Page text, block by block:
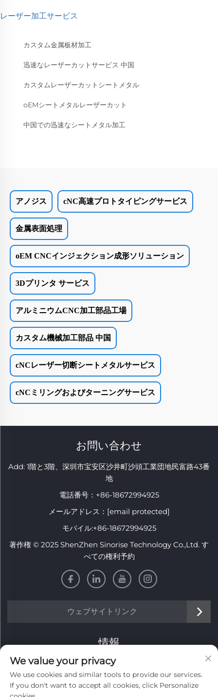
レーザー加工サービス
カスタム金属板材加工
迅速なレーザーカットサービス 中国
カスタムレーザーカットシートメタル
oEMシートメタルレーザーカット
中国での迅速なシートメタル加工
アノジス cNC高速プロトタイピングサービス
金属表面処理
oEM CNCインジェクション成形ソリューション
3Dプリンタ サービス
アルミニウムCNC加工部品工場
カスタム機械加工部品 中国
cNCレーザー切断シートメタルサービス
cNCミリングおよびターニングサービス
お問い合わせ
Add: 1階と3階、深圳市宝安区沙井町沙頭工業団地民富路43番
地
電話番号： +86-18672994925
メールアドレス： [email protected]
モバイル:+86-18672994925
著作権 © 2025 ShenZhen Sinorise Technology Co.,Ltd. す
べての権利予約
ウェブサイトリンク
情報
毎週のニュースレターを受け取るにはサインアップしてくだ
さい
We value your privacy
We use cookies and similar tools to provide our services.
If you don't want to accept all cookies, click Personalize